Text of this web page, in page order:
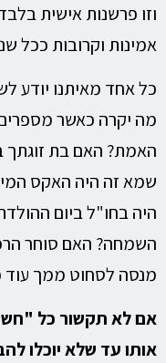
וזו פרשנות אישית
אמינות וקרובות ככל
כל אחד מאיתנו יודע
מה יקרה כאשר
האמת? האם בת
שמא זה היה האקס
היה בחו"ל ביום
השמחה? האם סוחר
מנסה לסחוט ממך עוד
אם לא תקשור כל
אותו עד שלא יוכלו